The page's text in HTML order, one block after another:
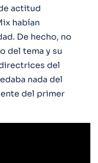
actitud
habían
De hecho, no
del tema y su
del
nada del
del primer